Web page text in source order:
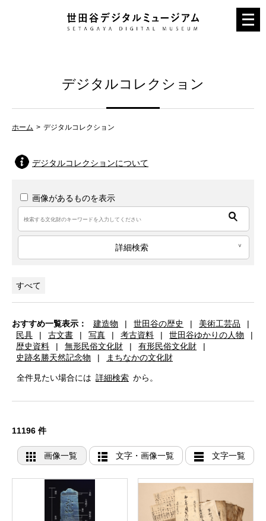
メ
ニ
デジタルコレクション
ホーム デジタルコレクション
デジタルコレクションについて
画像があるものを表示
詳細検索
すべて
おすすめ一覧表示： 建造物 | 世田谷の歴史 | 美術工芸品
|
民具
| 古文書 | 写真 | 考古資料 | 世田谷ゆかりの人物
|
歴史資料
| 無形民俗文化財 | 有形民俗文化財
|
史跡名勝天然記念物
| まちなかの文化財
全件見たい場合には 詳細検索 から。
11196 件
画像一覧 文字・画像一覧 文字一覧